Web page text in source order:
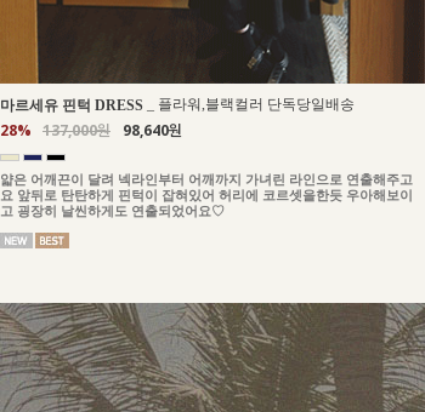
마르세유 핀턱 DRESS 플라워,블랙컬러 단독당일배송
28% 137,000원 98,640원
얇은 어깨끈이 달려 넥라인부터 어깨까지 가녀린 라인으로 연출해주고
요 앞뒤로 탄탄하게 핀턱이 잡혀있어 허리에 코르셋을한듯 우아해보이
고 굉장히 날씬하게도 연출되었어요♡